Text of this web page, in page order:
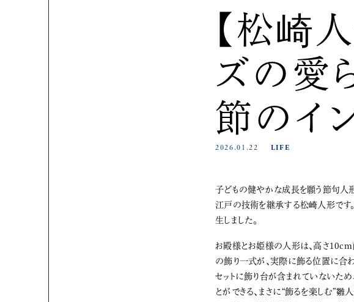
【松崎
ズの愛
節のイ
2026.01.22 LIFE
子どもの健やかな成長を願う節句人形は、古より伝わる日本の文化。100年以上にわたり節句人形を手がけてきたのが、
江戸の技術を継承する松崎人形です
生しました。
お殿様とお姫様の人形は、高さ
の飾り一式が、実際に飾る位置に合
セットに飾り台が含まれていないた
とができる、まさに“飾るを楽しむ”雛